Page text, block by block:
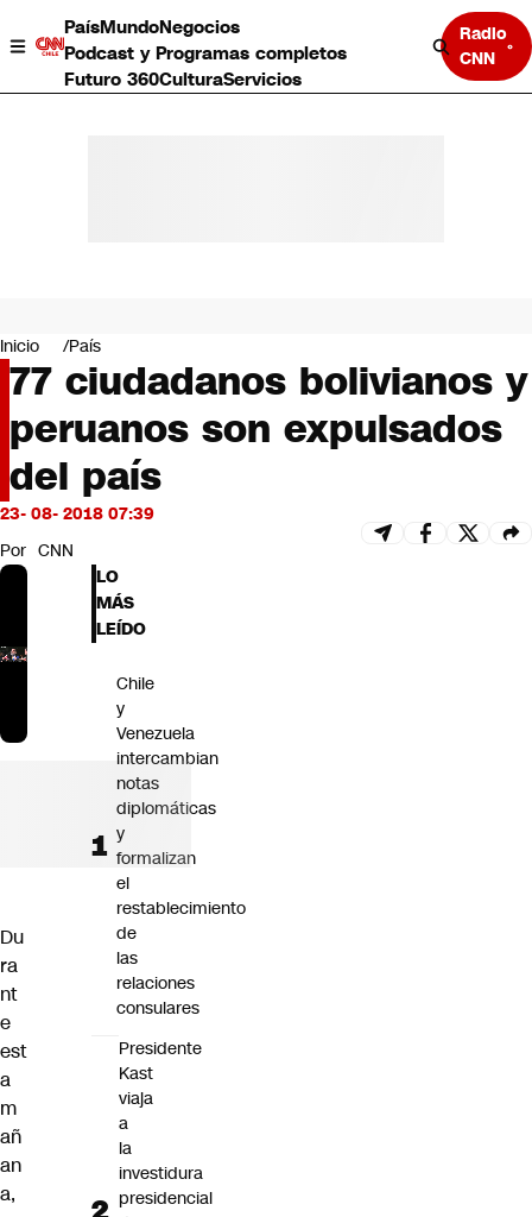
PaísMundoNegocios
Podcast y Programas completos
Futuro 360CulturaServicios
Radio
CNN
Negocios
Deportes
Programas completos
Cultura
Servicios
Bits
CNN Data
CNN tiempo
Futuro 360
Opinión
Inicio País
77 ciudadanos bolivianos y
peruanos son expulsados
del país
23- 08- 2018 07:39
Por CNN
Du
ra
nt
e
est
a
m
añ
an
a,
LO
MÁS
LEÍDO
Chile
y
Venezuela
intercambian
notas
diplomáticas
y
formalizan
el
restablecimiento
de
las
relaciones
consulares
Presidente
Kast
viaja
a
la
investidura
presidencial